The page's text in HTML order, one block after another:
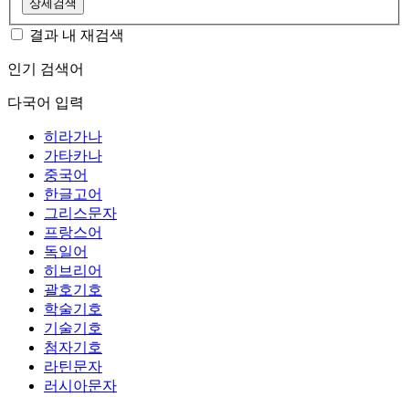
상세검색
결과 내 재검색
인기 검색어
다국어 입력
히라가나
가타카나
중국어
한글고어
그리스문자
프랑스어
독일어
히브리어
괄호기호
학술기호
기술기호
첨자기호
라틴문자
러시아문자